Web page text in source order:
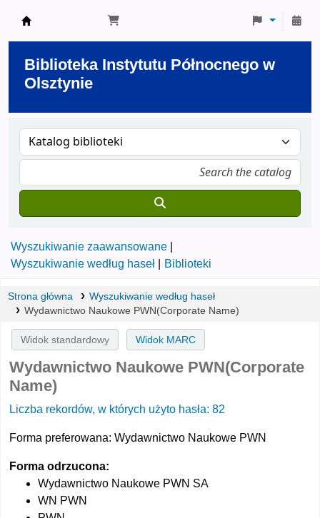
Biblioteka Instytutu Północnego w
Olsztynie
Wyszukiwanie zaawansowane
Wyszukiwanie według haseł
Biblioteki
Strona główna
Wyszukiwanie według haseł
Wydawnictwo Naukowe PWN(Corporate Name)
Widok standardowy Widok MARC
Wydawnictwo Naukowe PWN(Corporate
Name)
Liczba rekordów, w których użyto hasła: 82
Forma preferowana: Wydawnictwo Naukowe PWN
Forma odrzucona:
Wydawnictwo Naukowe PWN SA
WN PWN